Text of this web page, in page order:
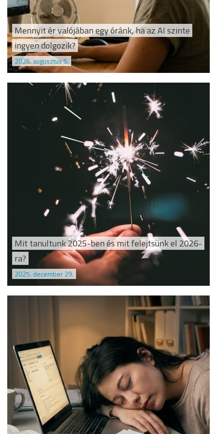
Mennyit ér valójában egy óránk, ha az AI szinte
ingyen dolgozik?
2026. augusztus 5.
Mit tanultunk 2025-ben és mit felejtsünk el 2026-
ra?
2025. december 29.